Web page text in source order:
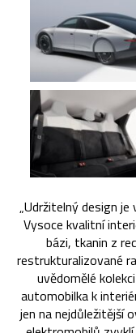
„Udržitelný design
Vysoce kvalitní
bázi, tkanin z
restrukturalizované
uvědomělé
automobilka k
jen na nejdůležitější